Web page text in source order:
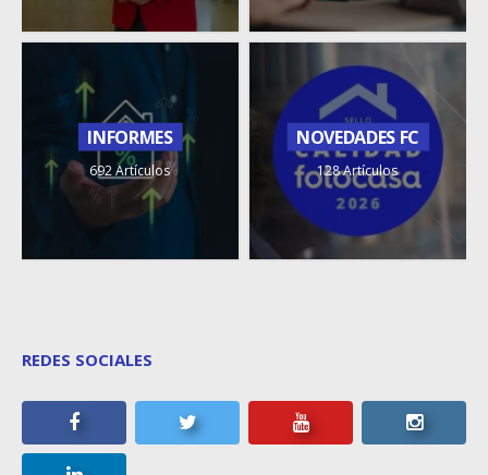
INFORMES
692 Artículos
NOVEDADES FC
128 Artículos
REDES SOCIALES